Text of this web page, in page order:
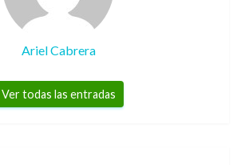
Ariel Cabrera
Ver todas las entradas